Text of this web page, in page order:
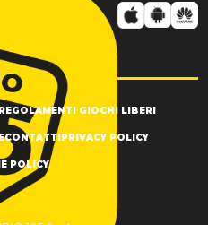
GIOCHI LIBERI
CONTATTIPRIVACY POLICY
POLICY